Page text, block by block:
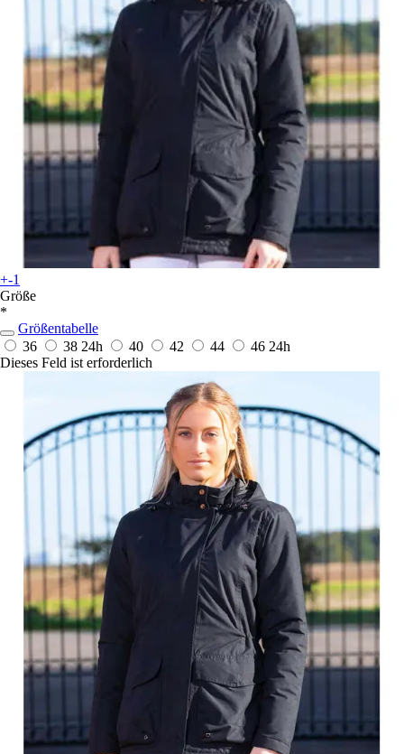
+-1
Größe
*
Größentabelle
36
38 24h 40 42 44 46 24h
Dieses Feld ist erforderlich